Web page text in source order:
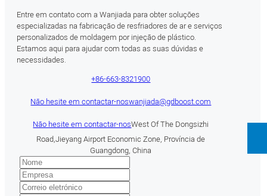
Entre em contato com a Wanjiada para obter soluções
especializadas na fabricação de resfriadores de ar e serviços
personalizados de moldagem por injeção de plástico.
Estamos aqui para ajudar com todas as suas dúvidas e
necessidades.
+86-663-8321900
Não hesite em contactar-noswanjiada@gdboost.com
Não hesite em contactar-nosWest Of The Dongsizhi
Road,Jieyang Airport Economic Zone, Província de
Guangdong, China